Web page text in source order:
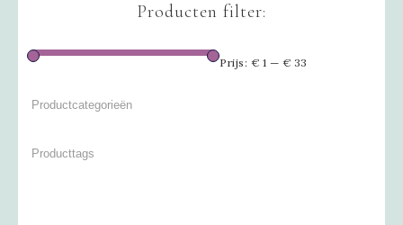
Producten filter:
Prijs: € 1 — € 33